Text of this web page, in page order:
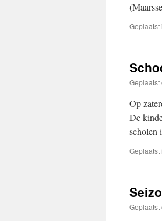
Geplaatst
Geplaatst
Op
De
scholen
Geplaatst
Geplaatst